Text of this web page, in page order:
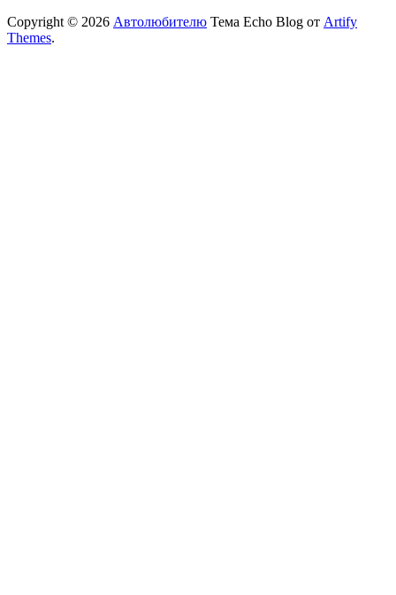
Copyright © 2026 Автолюбителю Тема Echo Blog от Artify
Themes.